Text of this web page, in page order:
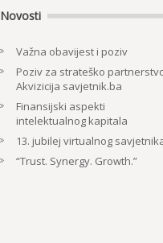
Novosti
Važna obavijest i poziv
Poziv za strateško
Akvizicija savjetnik.ba
Finansijski aspekti
intelektualnog kapitala
13. jubilej virtualnog
“Trust. Synergy. Growth.”